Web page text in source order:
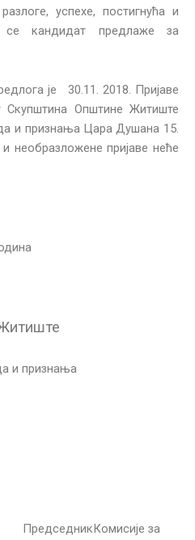
успехе, постигнућа и
се кандидат предлаже за
је 30.11. 2018. Пријаве
Скупштина Општине Житиште
и признања Цара Душана 15.
необразложене пријаве неће
и признања
ПредседникКомисије за